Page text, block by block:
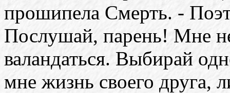
прошипела Смерть. -
Послушай, парень! Мне
валандаться. Выбирай
мне жизнь своего друга,